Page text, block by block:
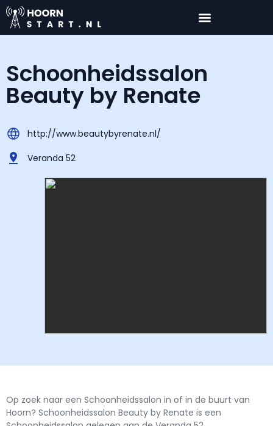
Schoonheidssalon
Beauty by Renate
http://www.beautybyrenate.nl/
Veranda 52
Op zoek naar een Schoonheidssalon in of in de buurt van
Hoorn? Schoonheidssalon Beauty by Renate is een